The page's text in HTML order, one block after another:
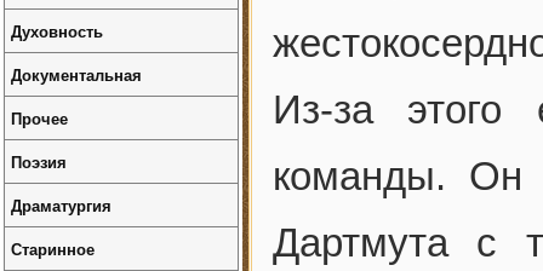
Из-за
команды. Он
Дартмута с
Духовность
Документальная
Прочее
Поэзия
Драматургия
Старинное